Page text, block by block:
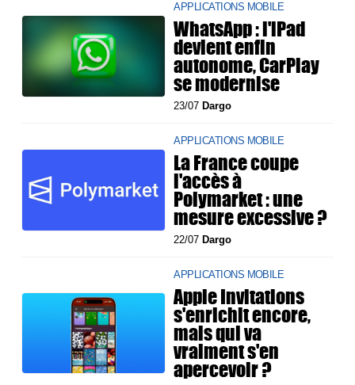
APPLICATIONS MOBILE
WhatsApp : l'iPad
devient enfin
autonome, CarPlay
se modernise
23/07 Dargo
APPLICATIONS MOBILE
La France coupe
l'accès à
Polymarket : une
mesure excessive ?
22/07 Dargo
APPLICATIONS MOBILE
Apple Invitations
s'enrichit encore,
mais qui va
vraiment s'en
apercevoir ?